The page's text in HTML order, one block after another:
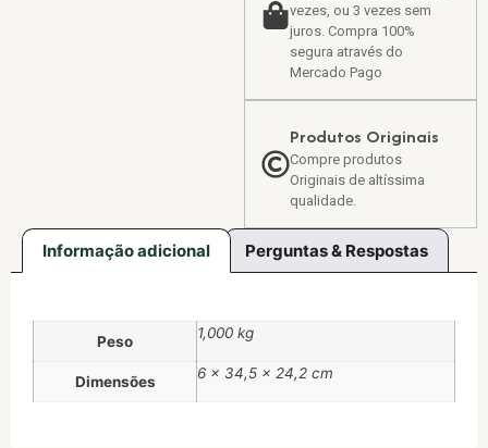
vezes, ou 3 vezes sem
juros. Compra 100%
segura através do
Mercado Pago
Produtos Originais
Compre produtos
Originais de altíssima
qualidade.
Informação adicional Perguntas & Respostas
Peso 1,000 kg
Dimensões 6 × 34,5 × 24,2 cm